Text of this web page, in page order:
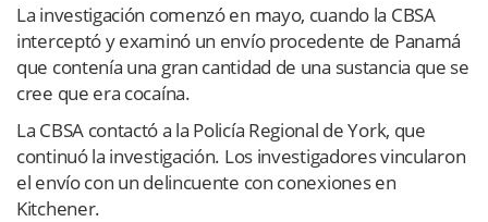
La investigación comenzó en mayo, cuando la CBSA
interceptó y examinó un envío procedente de Panamá
que contenía una gran cantidad de una sustancia que se
cree que era cocaína.
La CBSA contactó a la Policía Regional de York, que
continuó la investigación. Los investigadores vincularon
el envío con un delincuente con conexiones en
Kitchener.